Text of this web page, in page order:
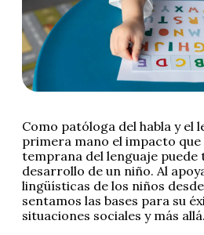
Como patóloga del habla y el
primera mano el impacto
temprana del lenguaje puede
desarrollo de un niño. Al
lingüísticas de los niños
sentamos las bases para su
situaciones sociales y más allá.